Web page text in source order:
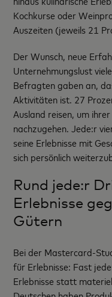
Kochkurse oder
Auszeiten (jeweils 21
Der Wunsch, neue
Unternehmungslust
Befragten gaben an,
Aktivitäten ist. 27
Ausland reisen, um
nachzugehen. Jede:r
seine Erlebnisse mit
sich persönlich
Rund jede:r
Erlebnisse
Gütern
Bei der Mastercard-
für Erlebnisse: Fast
Erlebnisse statt